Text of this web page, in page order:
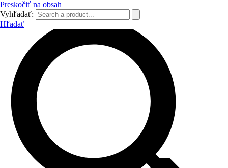
Preskočiť na obsah
Vyhľadať:
Hľadať